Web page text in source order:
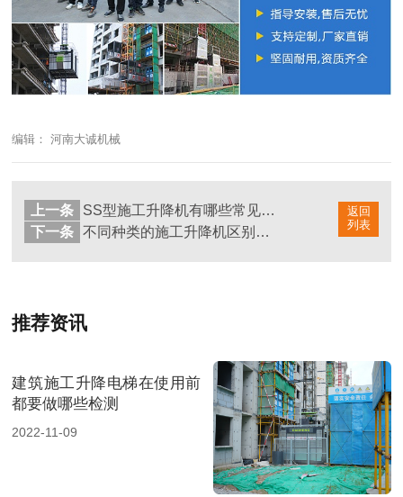
编辑： 河南大诚机械
返回
列表
上一条
SS型施工升降机有哪些常见故障及解决方法?
下一条
不同种类的施工升降机区别详解
推荐资讯
建筑施工升降电梯在使用前
都要做哪些检测
2022-11-09